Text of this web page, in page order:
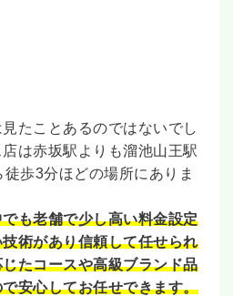
たことあるのではないでし
店は赤坂駅よりも溜池山王駅
歩3分ほどの場所にありま
も老舗で少し高い料金設定
術があり信頼して任せられ
たコースや高級ブランド品
安心してお任せできます。